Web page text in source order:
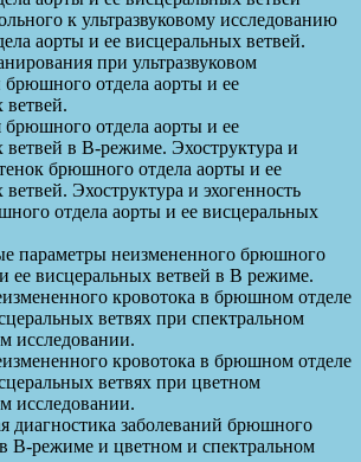
к ультразвуковому исследованию
аорты и ее висцеральных ветвей.
при ультразвуковом
брюшного отдела аорты и ее
ветвей.
брюшного отдела аорты и ее
ветвей в В-режиме. Эхоструктура и
брюшного отдела аорты и ее
Эхоструктура и эхогенность
отдела аорты и ее висцеральных
параметры неизмененного брюшного
ее висцеральных ветвей в В режиме.
кровотока в брюшном отделе
ветвях при спектральном
исследовании.
кровотока в брюшном отделе
ветвях при цветном
исследовании.
диагностика заболеваний брюшного
В-режиме и цветном и спектральном